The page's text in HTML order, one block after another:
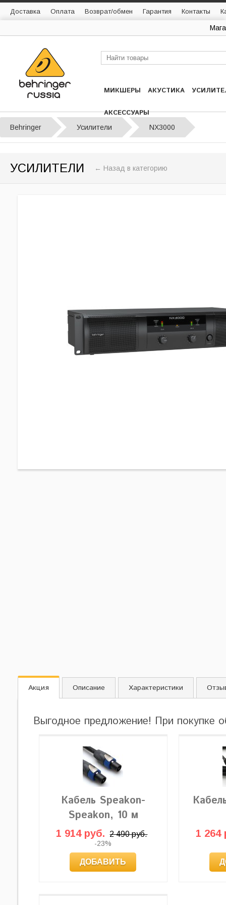
Доставка Оплата Возврат/обмен Гарантия Контакты
МИКШЕРЫ АКУСТИКА
АКСЕССУАРЫ
Behringer Усилители NX3000
УСИЛИТЕЛИ ← Назад в категорию
Акция Описание Характеристики
Выгодное предложение! При покупке
Кабель Speakon-
Speakon, 10 м
1 914 руб. 2 490 руб.
-23%
ДОБАВИТЬ
1 264